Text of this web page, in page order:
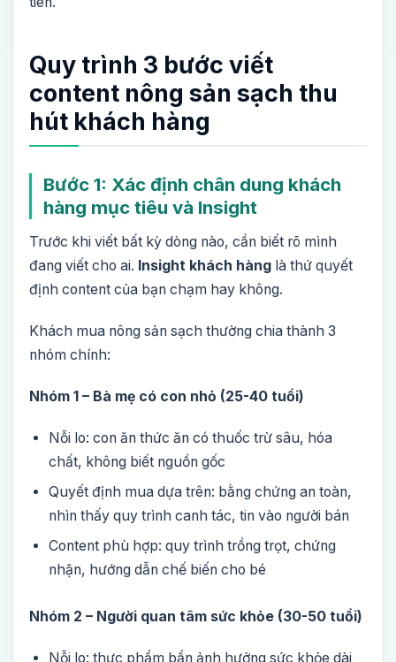
Quy trình 3 bước viết
content nông sản sạch thu
hút khách hàng
Bước 1: Xác định chân dung khách
hàng mục tiêu và Insight
Trước khi viết bất kỳ dòng nào, cần biết rõ mình
đang viết cho ai. Insight khách hàng là thứ quyết
định content của bạn chạm hay không.
Khách mua nông sản sạch thường chia thành 3
nhóm chính:
Nhóm 1 – Bà mẹ có con nhỏ (25-40 tuổi)
Nỗi lo: con ăn thức ăn có thuốc trừ sâu, hóa
chất, không biết nguồn gốc
Quyết định mua dựa trên: bằng chứng an toàn,
nhìn thấy quy trình canh tác, tin vào người bán
Content phù hợp: quy trình trồng trọt, chứng
nhận, hướng dẫn chế biến cho bé
Nhóm 2 – Người quan tâm sức khỏe (30-50 tuổi)
Nỗi lo: thực phẩm bẩn ảnh hưởng sức khỏe dài